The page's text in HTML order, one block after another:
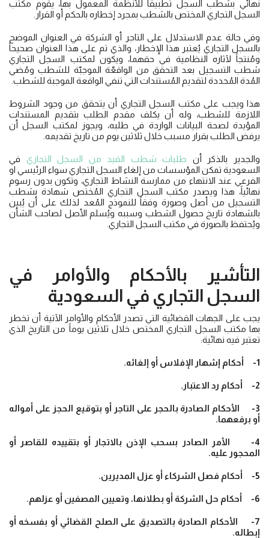
نهائي بشطب السجل تطبيقًا للأنظمة المعمول بها، يقوم مكتب
السجل التجاري المختص بالشطب بمجرد إخطاره بالحكم أو القرار.
وفي حالة عدم الاستدلال على التاجر أو الشركة في العنوان الموضح
بالسجل التجاري يُعتبر هذا الإخطار، والذي تم على هذا العنوان صحيحاً
ومُنتجاً لآثاره النظامية في حقهما، ويكون لمكتب السجل التجاري
شطب التسجيل بعد التحقق من الواقعّة الموجبّة للشطب ومُضي
المُدة المُحددة لتقديم المُستندات التي تنفي الواقعة الموجبة للشطب.
هذا ويجب على مكتب السجل التجاري أن يتحقق من وجود الشروط
اللازمة للشطب، وله أن يكلف مقدم الطلب بتقديم المستندات
المؤيدة لصحة البيانات الواردة في طلبه، ويجوز لمكتب السجل أن
يرفض الطلب بقرار مسبب خلال ثلاثين يوم من تاريخ تقديمه.
والجدير بالذكر أن طلبات شطب القيد من السجل التجاري في
السعودية تمكن المؤسسات من إلغاء السجل التجاري سواء الرئيسي او
الفرعي عند الانتهاء من ممارسة النشاط التجاري، وتكون بدون رسوم
نهائياً، هذا ويصدر مكتب السجل التجاري المُختص شهادة بشطب
التسجيل من أصل وصورة وفقاً للنموذج المُعد لذلك على أن يُبين
بالشهادة تاريخ حصول الشطب وسببه ويُسلم الأصل لصاحب الشأن
ويُحتفظ بالصورة في مكتب السجل التجاري.
التأشير بالأحكام والأوامر في
السجل التجاري في السعودية
يجب على الجهات القضائية التي تصدر الأحكام والأوامر الآتية أن تخطر
بها مكتب السجل التجاري المختص خلال ثلاثين يوماً من التاريخ الذي
تعتبر فيه نهائية:
1- أحكام إشهار الإفلاس أو إلغائه.
2- أحكام رد الاعتبار.
3- الأحكام الصادرة بالحجر على التاجر أو بتوقيع الحجز على أمواله
أو برفعهما.
4- الأمر الصادر بسحب الإذن بالاتجار أو بتقييده للقاصر أو
المحجور عليه.
5- أحكام فصل الشركاء أو عزل المديرين.
6- أحكام حل الشركة أو بطلانها، وتعيين المصفين أو عزلهم.
7- الأحكام الصادرة بالتصديق على الصلح القضائي أو بفسخه أو
إبطاله.